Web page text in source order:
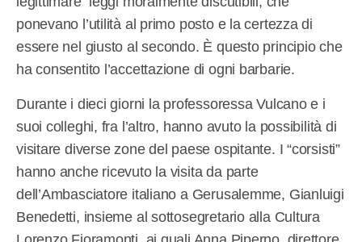
ponevano l’utilità al primo posto e la certezza di
essere nel giusto al secondo. È questo principio che
ha consentito l’accettazione di ogni barbarie.
Durante i dieci giorni la professoressa Vulcano e i
suoi colleghi, fra l’altro, hanno avuto la possibilità di
visitare diverse zone del paese ospitante. I “corsisti”
hanno anche ricevuto la visita da parte
dell’Ambasciatore italiano a Gerusalemme, Gianluigi
Benedetti, insieme al sottosegretario alla Cultura